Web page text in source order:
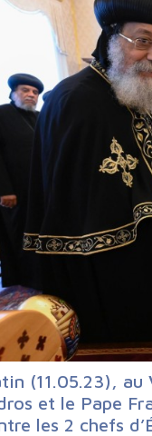
(11.05.23),
et le Pape
les 2 chefs